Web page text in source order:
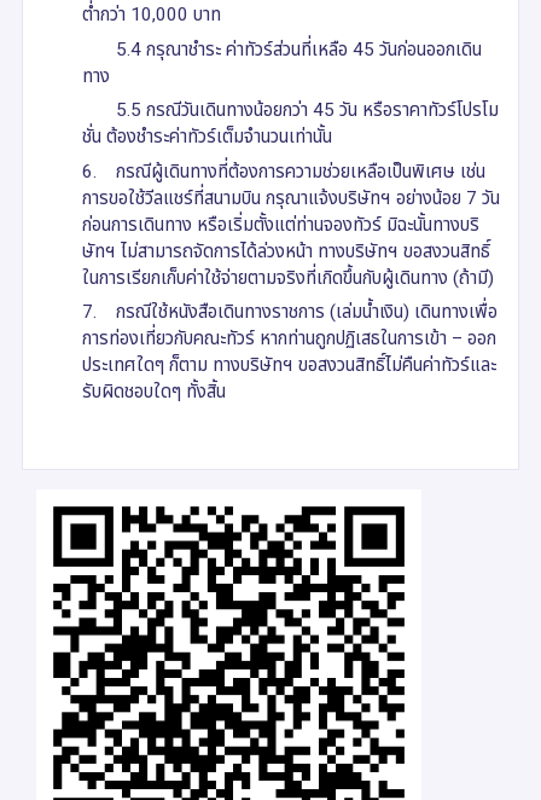
ต่ำกว่า 10,000 บาท
5.4 กรุณาชำระ ค่าทัวร์ส่วนที่เหลือ 45 วันก่อนออกเดิน
ทาง
5.5 กรณีวันเดินทางน้อยกว่า 45 วัน หรือราคาทัวร์โปรโม
ชั่น ต้องชำระค่าทัวร์เต็มจำนวนเท่านั้น
6. กรณีผู้เดินทางที่ต้องการความช่วยเหลือเป็นพิเศษ เช่น
การขอใช้วีลแชร์ที่สนามบิน กรุณาแจ้งบริษัทฯ อย่างน้อย 7 วัน
ก่อนการเดินทาง หรือเริ่มตั้งแต่ท่านจองทัวร์ มิฉะนั้นทางบริ
ษัทฯ ไม่สามารถจัดการได้ล่วงหน้า ทางบริษัทฯ ขอสงวนสิทธิ์
ในการเรียกเก็บค่าใช้จ่ายตามจริงที่เกิดขึ้นกับผู้เดินทาง (ถ้ามี)
7. กรณีใช้หนังสือเดินทางราชการ (เล่มน้ำเงิน) เดินทางเพื่อ
การท่องเที่ยวกับคณะทัวร์ หากท่านถูกปฏิเสธในการเข้า – ออก
ประเทศใดๆ ก็ตาม ทางบริษัทฯ ขอสงวนสิทธิ์ไม่คืนค่าทัวร์และ
รับผิดชอบใดๆ ทั้งสิ้น